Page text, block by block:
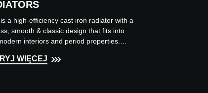
a high-efficiency cast iron radiator with a
smooth & classic design that fits into
interiors and period properties.
WIĘCEJ